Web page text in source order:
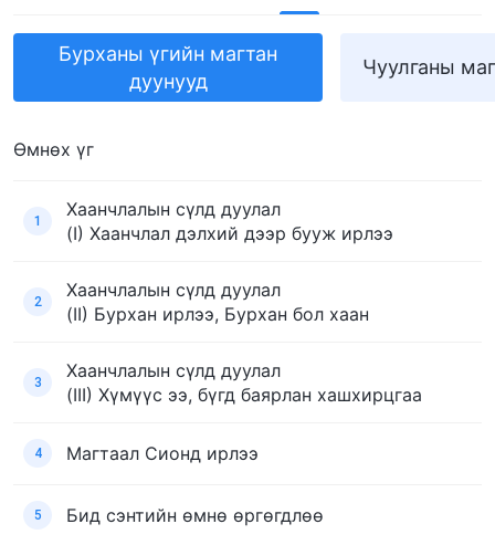
Бурханы үгийн магтан
дуунууд
Чуулганы
Өмнөх үг
1
Хаанчлалын сүлд дуулал
(I) Хаанчлал дэлхий дээр бууж ирлээ
2
Хаанчлалын сүлд дуулал
(II) Бурхан ирлээ, Бурхан бол хаан
3
Хаанчлалын сүлд дуулал
(III) Хүмүүс ээ, бүгд баярлан хашхирцгаа
4 Магтаал Сионд ирлээ
5 Бид сэнтийн өмнө өргөгдлөө